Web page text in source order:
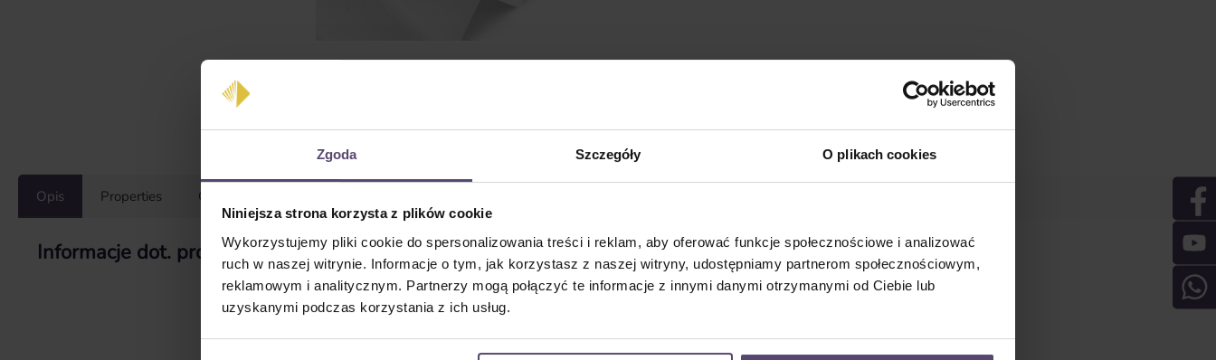
Zgoda Szczegóły O plikach cookies
Niniejsza strona korzysta z plików cookie
Wykorzystujemy pliki cookie do spersonalizowania treści i reklam, aby oferować funkcje społecznościowe i analizować
ruch w naszej witrynie. Informacje o tym, jak korzystasz z naszej witryny, udostępniamy partnerom społecznościowym,
reklamowym i analitycznym. Partnerzy mogą połączyć te informacje z innymi danymi otrzymanymi od Ciebie lub
uzyskanymi podczas korzystania z ich usług.
Opis Properties Opinie/Recenzje
Informacje dot. produktu "Wzór tkaniny B0001"